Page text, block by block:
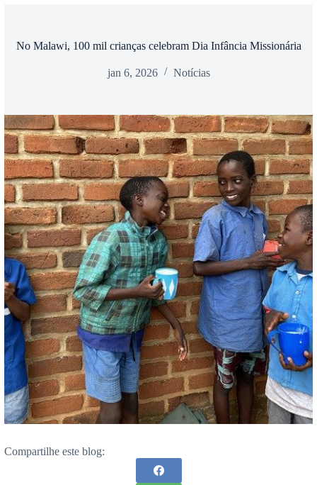
No Malawi, 100 mil crianças celebram Dia Infância Missionária
jan 6, 2026 Notícias
Compartilhe este blog: